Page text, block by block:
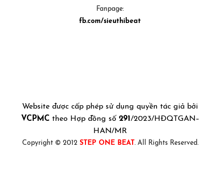
Fanpage:
fb.com/sieuthibeat
Website được cấp phép sử dụng quyền tác giả bởi
VCPMC theo Hợp đồng số 291/2023/HĐQTGAN–
HAN/MR
Copyright © 2012 STEP ONE BEAT . All Rights Reserved.